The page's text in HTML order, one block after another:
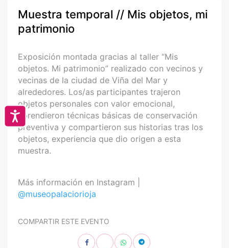
Accesibilidad
Muestra temporal // Mis objetos, mi
patrimonio
Exposición montada gracias al taller “Mis
objetos. Mi patrimonio” realizado con vecinos y
vecinas de la ciudad de Viña del Mar y
alrededores. Los/as participantes trajeron
objetos personales con valor emocional,
aprendieron técnicas básicas de conservación
preventiva y compartieron sus historias tras los
objetos, experiencia que dio origen a esta
muestra.
Más información en Instagram |
@museopalaciorioja
COMPARTIR ESTE EVENTO